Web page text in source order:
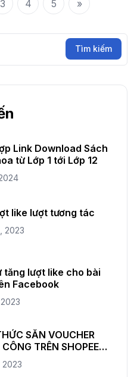
3 4 5 »
Tìm kiếm
Link Download Sách
từ Lớp 1 tới Lớp 12
like lượt tương tác
2023
tăng lượt like cho bài
Facebook
SĂN VOUCHER
TRÊN SHOPEE
ĐAM MÊ
2023